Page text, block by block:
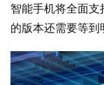
智能手机将全面
的版本还需要等到